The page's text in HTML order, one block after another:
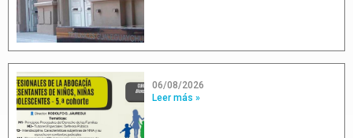
06/08/2026
Leer más »